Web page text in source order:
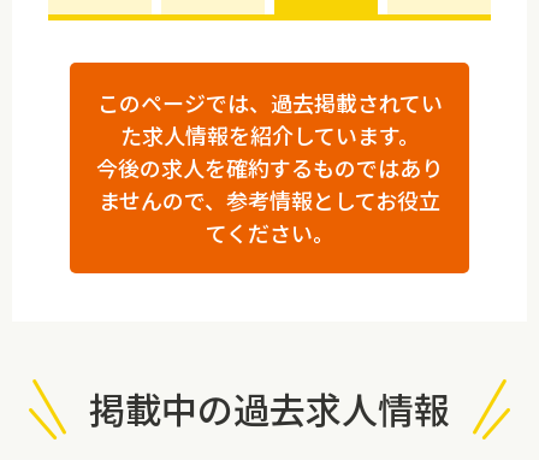
このページでは、過去掲載されてい
た求人情報を紹介しています。
今後の求人を確約するものではあり
ませんので、参考情報としてお役立
てください。
掲載中の過去求人情報